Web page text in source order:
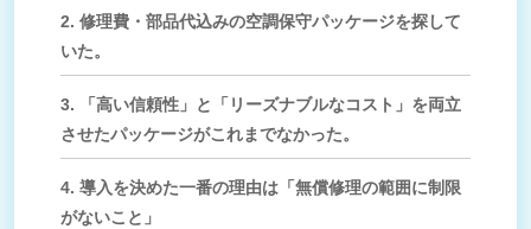
2. 修理費・部品代込みの空調保守パッケージを探して
いた。
3.
「高い信頼性」と「リーズナブルなコスト」を両立
させたパッケージがこれまでなかった。
4. 導入を決めた一番の理由は「無償修理の範囲に制限
がないこと」